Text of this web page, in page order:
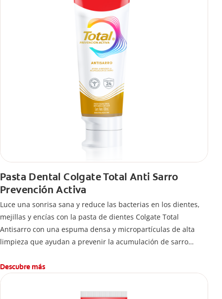
Pasta Dental Colgate Total Anti Sarro
Prevención Activa
Luce una sonrisa sana y reduce las bacterias en los dientes,
mejillas y encías con la pasta de dientes Colgate Total
Antisarro con una espuma densa y micropartículas de alta
limpieza que ayudan a prevenir la acumulación de sarro
Descubre más